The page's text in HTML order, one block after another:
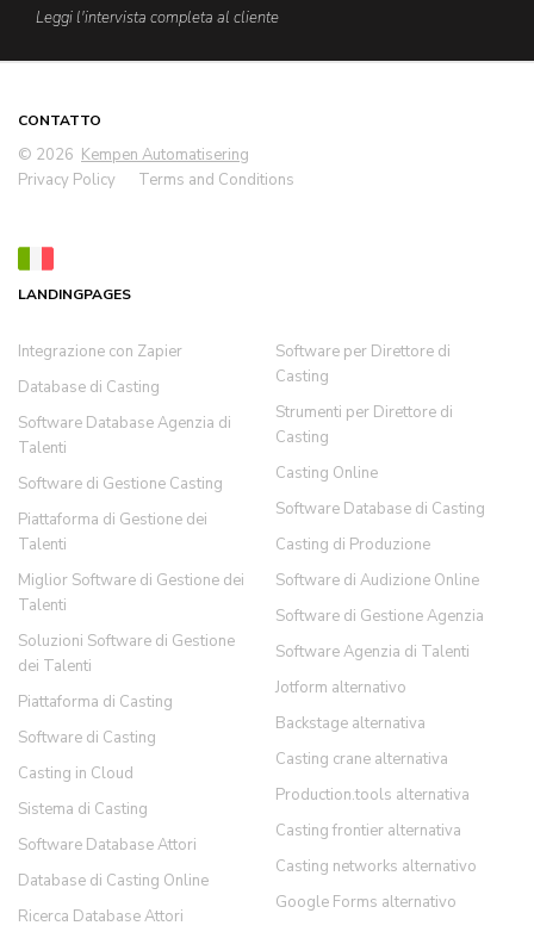
Leggi l'intervista completa al cliente
CONTATTO
© 2026 Kempen Automatisering
Privacy Policy
Terms and Conditions
LANDINGPAGES
Integrazione con Zapier
Database di Casting
Software Database Agenzia di
Talenti
Software di Gestione Casting
Piattaforma di Gestione dei
Talenti
Miglior Software di Gestione dei
Talenti
Soluzioni Software di Gestione
dei Talenti
Piattaforma di Casting
Software di Casting
Casting in Cloud
Sistema di Casting
Software Database Attori
Database di Casting Online
Ricerca Database Attori
Software per Direttore di
Casting
Strumenti per Direttore di
Casting
Casting Online
Software Database di Casting
Casting di Produzione
Software di Audizione Online
Software di Gestione Agenzia
Software Agenzia di Talenti
Jotform alternativo
Backstage alternativa
Casting crane alternativa
Production.tools alternativa
Casting frontier alternativa
Casting networks alternativo
Google Forms alternativo